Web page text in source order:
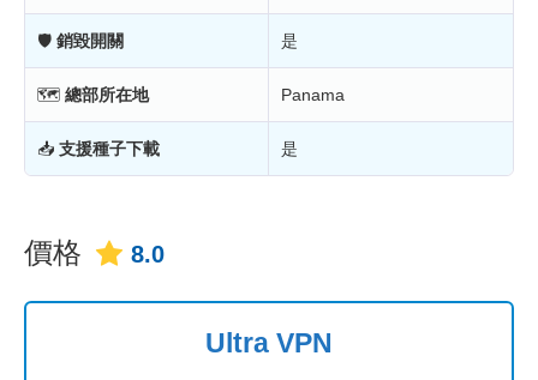
🛡 銷毀開關 是
🗺 總部所在地 Panama
📥 支援種子下載 是
價格 8.0
Ultra VPN